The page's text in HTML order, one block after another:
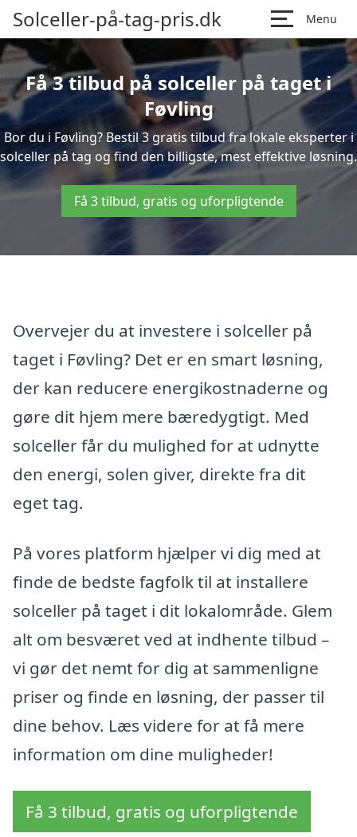
Solceller-på-tag-pris.dk Menu
Få 3 tilbud på solceller på taget i
Føvling
Bor du i Føvling? Bestil 3 gratis tilbud fra lokale eksperter i
solceller på tag og find den billigste, mest effektive løsning.
Få 3 tilbud, gratis og uforpligtende
Overvejer du at investere i solceller på
taget i Føvling? Det er en smart løsning,
der kan reducere energikostnaderne og
gøre dit hjem mere bæredygtigt. Med
solceller får du mulighed for at udnytte
den energi, solen giver, direkte fra dit
eget tag.
På vores platform hjælper vi dig med at
finde de bedste fagfolk til at installere
solceller på taget i dit lokalområde. Glem
alt om besværet ved at indhente tilbud –
vi gør det nemt for dig at sammenligne
priser og finde en løsning, der passer til
dine behov. Læs videre for at få mere
information om dine muligheder!
Få 3 tilbud, gratis og uforpligtende